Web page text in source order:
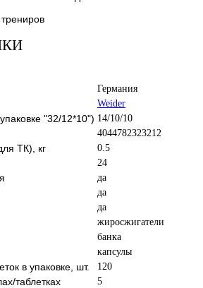
Германия
Weider
"32/12*10") 14/10/10
4044782323212
ТК), кг 0.5
24
да
да
да
жиросжигатели
банка
капсулы
в упаковке, шт. 120
таблетках 5